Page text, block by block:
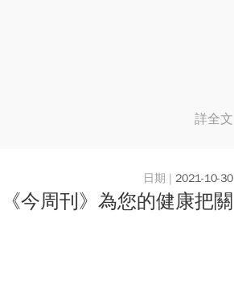
詳全文
2021-10-30
今周刊》為您的健康把關